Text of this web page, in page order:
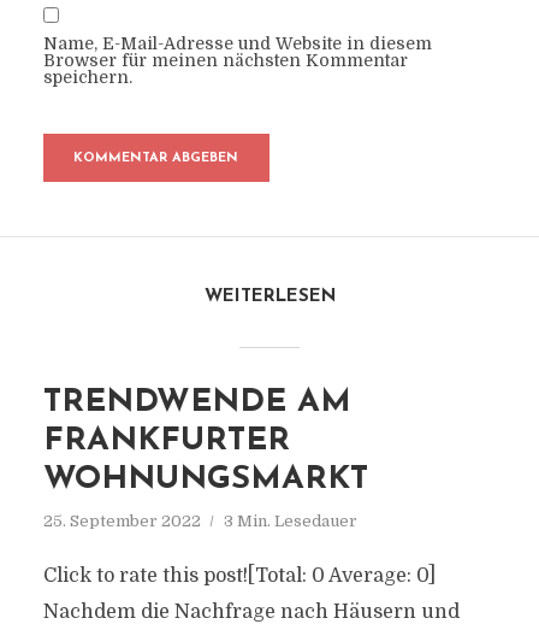
Name, E-Mail-Adresse und Website in diesem
Browser für meinen nächsten Kommentar
speichern.
WEITERLESEN
TRENDWENDE AM
FRANKFURTER
WOHNUNGSMARKT
25. September 2022 3 Min. Lesedauer
Click to rate this post![Total: 0 Average: 0]
Nachdem die Nachfrage nach Häusern und